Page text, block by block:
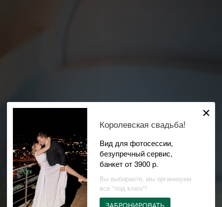
✕
Королевская свадьба!
Вид для фотосессии,
безупречный сервис,
банкет от 3900 р.
Вы выбираете, мы организуем
все "под ключ"!